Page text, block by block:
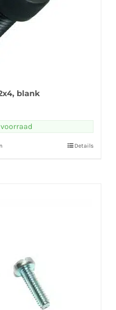
blank
Details